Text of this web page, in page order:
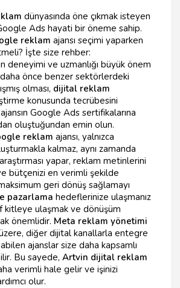
dünyasında öne çıkmak isteyen
Ads hayati bir öneme sahip.
reklam ajansı seçimi yaparken
İşte size rehber:
deneyimi ve uzmanlığı büyük önem
daha önce benzer sektörlerdeki
olması, dijital reklam
konusunda tecrübesini
Google Ads sertifikalarına
oluştuğundan emin olun.
reklam ajansı, yalnızca
kalmaz, aynı zamanda
yapar, reklam metinlerini
bütçenizi en verimli şekilde
geri dönüş sağlamayı
pazarlama hedeflerinize ulaşmanız
kitleye ulaşmak ve dönüşüm
önemlidir. Meta reklam yönetimi
diğer dijital kanallarla entegre
ajanslar size daha kapsamlı
Bu sayede, Artvin dijital reklam
verimli hale gelir ve işinizi
olur.